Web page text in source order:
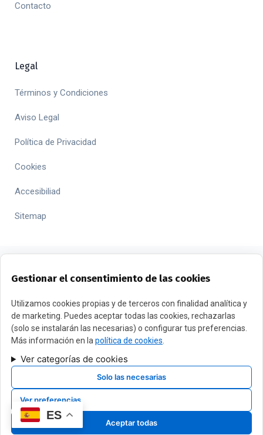
Contacto
Legal
Términos y Condiciones
Aviso Legal
Política de Privacidad
Cookies
Accesibiliad
Sitemap
Gestionar el consentimiento de las cookies
Utilizamos cookies propias y de terceros con finalidad analítica y
de marketing. Puedes aceptar todas las cookies, rechazarlas
(solo se instalarán las necesarias) o configurar tus preferencias.
Más información en la política de cookies
Ver categorías de cookies
Solo las necesarias
Ver preferencias
Aceptar todas
ES
FINANCIADO POR LA UNIÓN EUROPEA CON EL PROGRAMA
KIT DIGITAL POR LOS FONDOS NEXT GENERATION (EU) DEL
MECANISMO DE RECUPERACIÓN Y RESILENCIA
Copyright 2024 JURIDICO ECONOMICO DALMAU. ES Todos los
Sitio Web desarrollado y mantenido por